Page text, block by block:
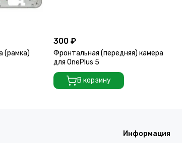
(рамка)
300 ₽
Фронтальная (передняя) камера
для OnePlus 5
В корзину
Информация